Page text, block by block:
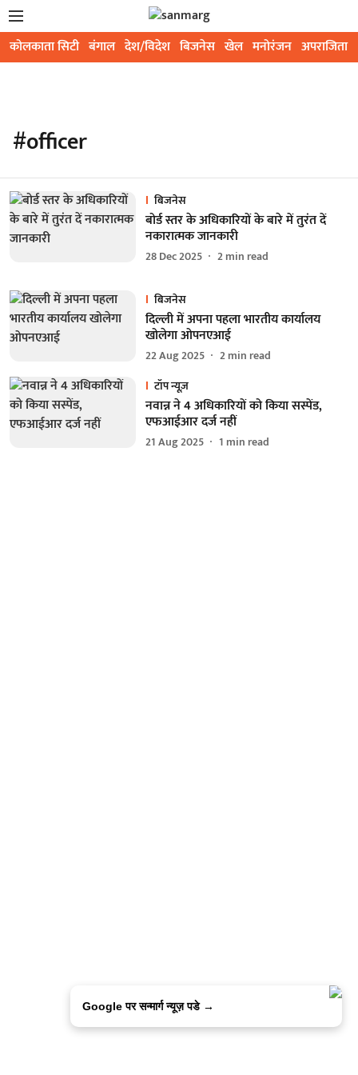
कोलकाता सिटी बंगाल देश/विदेश बिजनेस खेल मनोरंजन अपराजिता
#officer
बिजनेस
बोर्ड स्तर के अधिकारियों के बारे में तुरंत दें
नकारात्मक जानकारी
28 Dec 2025 2min read
बिजनेस
दिल्ली में अपना पहला भारतीय कार्यालय
खोलेगा ओपनएआई
22 Aug 2025 2min read
टॉप न्यूज़
नवान्न ने 4 अधिकारियों को किया सस्पेंड,
एफआईआर दर्ज नहीं
21 Aug 2025 1 min read
Google पर सन्मार्ग न्यूज़ पडे →